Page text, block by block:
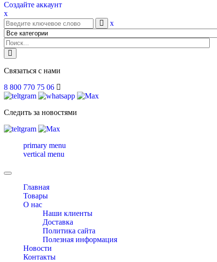
Создайте аккаунт
x
x
Связаться с нами
8 800 770 75 06
Следить за новостями
primary menu
vertical menu
Toggle
navigationГлавная
Товары
О нас
Наши клиенты
Доставка
Политика сайта
Полезная информация
Новости
Контакты